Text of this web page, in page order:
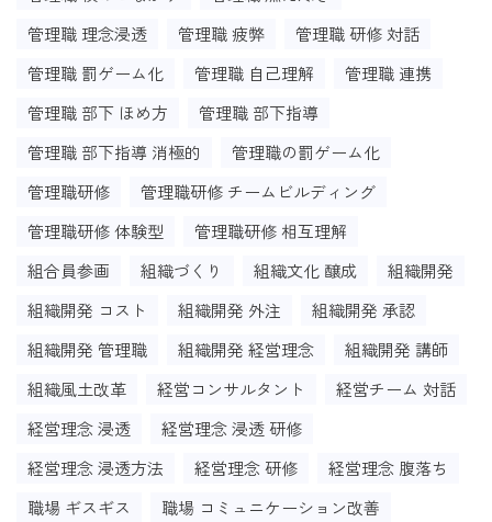
管理職 理念浸透
管理職 疲弊
管理職 研修 対話
管理職 罰ゲーム化
管理職 自己理解
管理職 連携
管理職 部下 ほめ方
管理職 部下指導
管理職 部下指導 消極的
管理職の罰ゲーム化
管理職研修
管理職研修 チームビルディング
管理職研修 体験型
管理職研修 相互理解
組合員参画
組織づくり 組織文化 醸成
組織開発
組織開発 コスト
組織開発 外注
組織開発 承認
組織開発 管理職
組織開発 経営理念
組織開発 講師
組織風土改革
経営コンサルタント
経営チーム 対話
経営理念 浸透
経営理念 浸透 研修
経営理念 浸透方法
経営理念 研修
経営理念 腹落ち
職場 ギスギス
職場 コミュニケーション改善